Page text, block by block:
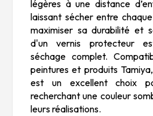
légères à une distance
laissant sécher entre
maximiser sa durabilité et
d'un vernis protecteur
séchage complet.
peintures et produits
est un excellent choix
recherchant une couleur
leurs réalisations.